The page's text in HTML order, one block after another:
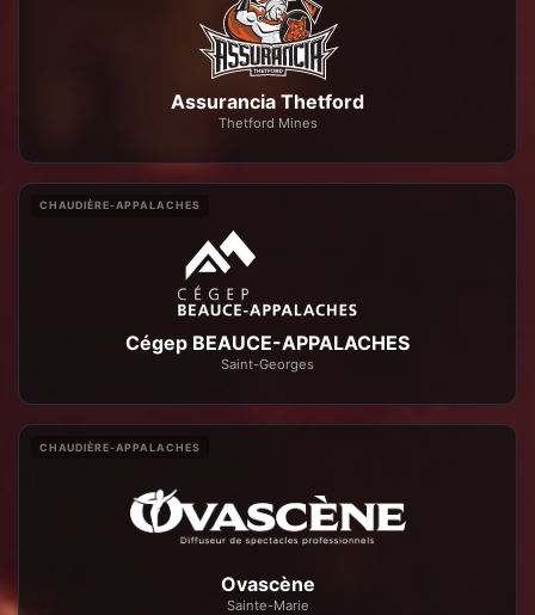
Assurancia Thetford
Thetford Mines
CHAUDIÈRE-APPALACHES
Cégep BEAUCE-APPALACHES
Saint-Georges
CHAUDIÈRE-APPALACHES
Ovascène
Sainte-Marie